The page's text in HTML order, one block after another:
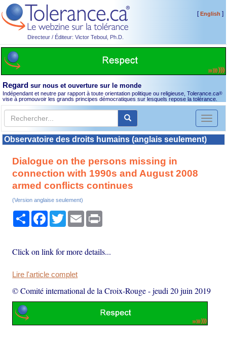
Directeur / Éditeur: Victor Teboul, Ph.D.
[English ]
Regard sur nous et ouverture sur le monde
Indépendant et neutre par rapport à toute orientation politique ou religieuse, Tolerance.ca®
vise à promouvoir les grands principes démocratiques sur lesquels repose la tolérance.
Toggle
Observatoire des droits humains (anglais seulement)
Dialogue on the persons missing in
connection with 1990s and August 2008
armed conflicts continues
(Version anglaise seulement)
PartagerFacebook
TwitterEmail
Click on link for more details...
Lire l'article complet
© Comité international de la Croix-Rouge-jeudi 20 juin 2019